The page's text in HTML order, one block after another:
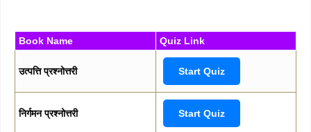
Book Name Quiz Link
उत्पत्ति प्रश्नोत्तरी Start Quiz
निर्गमन प्रश्नोत्तरी Start Quiz